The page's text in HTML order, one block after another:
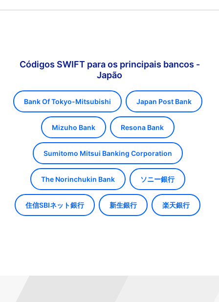
Códigos SWIFT para os principais bancos -
Japão
Bank Of Tokyo-Mitsubishi Japan Post Bank
Mizuho Bank Resona Bank
Sumitomo Mitsui Banking Corporation
The Norinchukin Bank ソニー銀行
住信SBIネット銀行 新生銀行 楽天銀行